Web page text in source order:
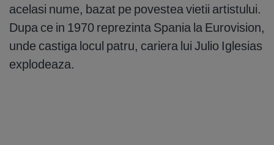
acelasi nume, bazat pe povestea vietii artistului.
Dupa ce in 1970 reprezinta Spania la Eurovision,
unde castiga locul patru, cariera lui Julio Iglesias
explodeaza.